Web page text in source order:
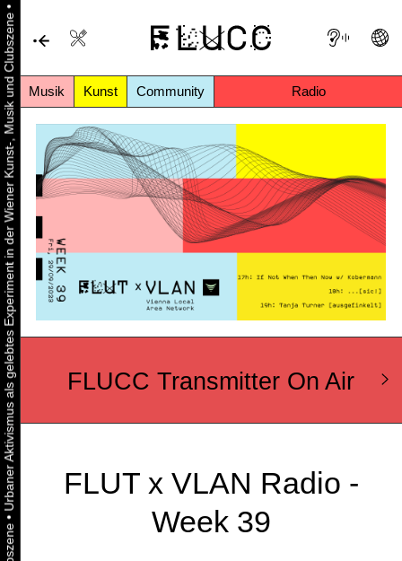
Musik Kunst Community Radio
•
Urbaner Aktivismus als gelebtes Experiment in der Wiener Kunst-, Musik und Clubszene
•
FLUCC Transmitter On Air
FLUT x VLAN Radio -
Week 39